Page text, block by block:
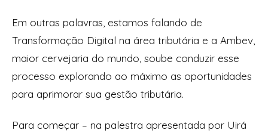
Em outras palavras, estamos falando de
Transformação Digital na área tributária e a Ambev,
maior cervejaria do mundo, soube conduzir esse
processo explorando ao máximo as oportunidades
para aprimorar sua gestão tributária.
Para começar – na palestra apresentada por Uirá